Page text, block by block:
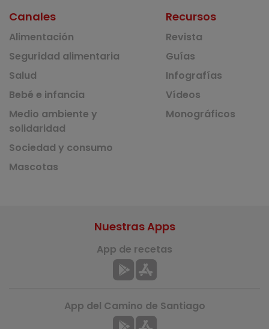
Canales
Alimentación
Seguridad alimentaria
Salud
Bebé e infancia
Medio ambiente y
solidaridad
Sociedad y consumo
Mascotas
Recursos
Revista
Guías
Infografías
Vídeos
Monográficos
Nuestras Apps
App de recetas
App del Camino de Santiago